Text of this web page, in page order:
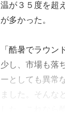
温が３５度を超
が多かった。
「酷暑でラウン
少し、市場も落
ーとしても異常
ました。そんな